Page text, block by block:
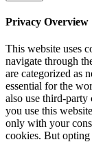
Privacy Overview
This website uses
navigate through
are categorized as
essential for the
also use third-party
you use this
only with your
cookies. But opting